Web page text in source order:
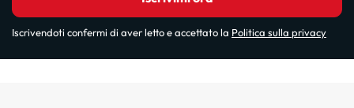
Iscrivendoti confermi di aver letto e accettato la Politica sulla privacy